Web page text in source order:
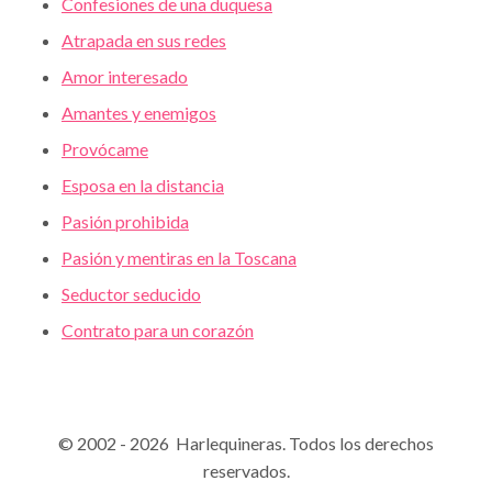
Atrapada en sus redes
Amor interesado
Amantes y enemigos
Provócame
Esposa en la distancia
Pasión prohibida
Pasión y mentiras en la Toscana
Seductor seducido
Contrato para un corazón
© 2002 - 2026 Harlequineras. Todos los derechos
reservados.